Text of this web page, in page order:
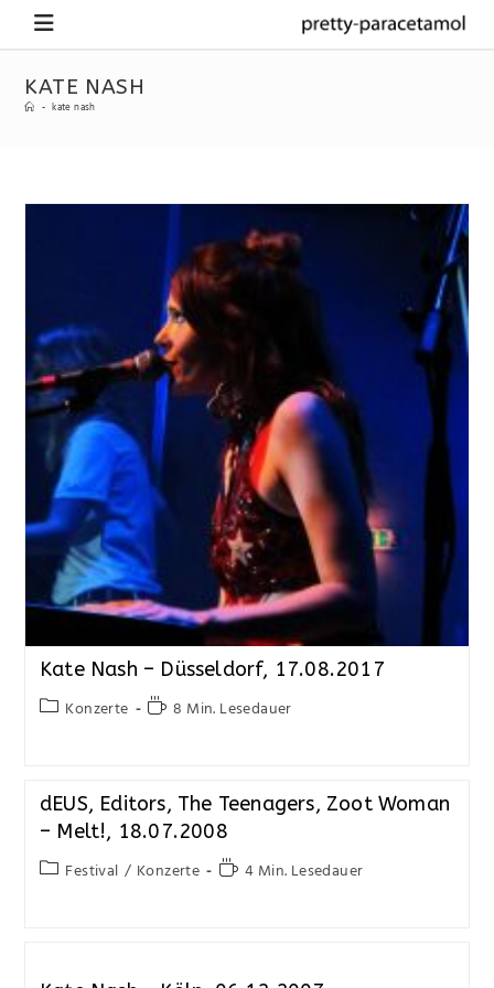
KATE NASH
- kate nash
Kate Nash – Düsseldorf, 17.08.2017
Konzerte 8 Min. Lesedauer
dEUS, Editors, The Teenagers, Zoot Woman
– Melt!, 18.07.2008
Festival / Konzerte 4 Min. Lesedauer